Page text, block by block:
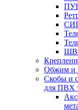
Обжим и
Скобы и
для ПВХ